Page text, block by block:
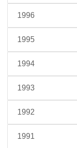
1996
1995
1994
1993
1992
1991